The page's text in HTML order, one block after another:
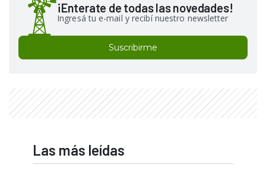
¡Enterate de todas las novedades!
Ingresá tu e-mail y recibí nuestro newsletter
Suscribirme
Las más leídas